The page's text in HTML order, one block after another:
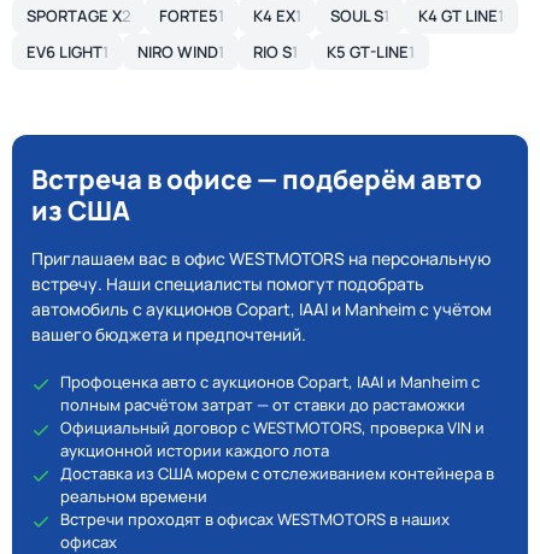
SPORTAGE X2 FORTE51 K4 EX1 SOUL S1 K4 GT LINE1
EV6 LIGHT1 NIRO WIND1 RIO S1 K5 GT-LINE1
Встреча в офисе — подберём авто
из США
Приглашаем вас в офис WESTMOTORS на персональную
встречу. Наши специалисты помогут подобрать
автомобиль с аукционов Copart, IAAI и Manheim с учётом
вашего бюджета и предпочтений.
Профоценка авто с аукционов Copart, IAAI и Manheim с
полным расчётом затрат — от ставки до растаможки
Официальный договор с WESTMOTORS, проверка VIN и
аукционной истории каждого лота
Доставка из США морем с отслеживанием контейнера в
реальном времени
Встречи проходят в офисах WESTMOTORS в наших
офисах